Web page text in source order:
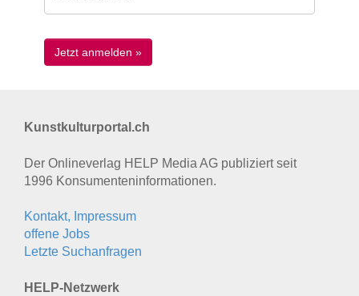
Kunstkulturportal.ch
Der Onlineverlag HELP Media AG publiziert seit
1996 Konsumenten­informationen.
Kontakt, Impressum
offene Jobs
Letzte Suchanfragen
HELP-Netzwerk